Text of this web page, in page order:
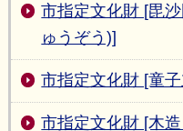
市指定文化財 [毘
ゅうぞう)]
市指定文化財 [童
市指定文化財 [木